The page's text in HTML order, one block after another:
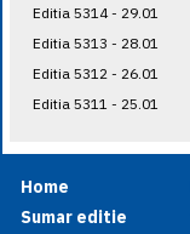
Editia 5314 - 29.01
Editia 5313 - 28.01
Editia 5312 - 26.01
Editia 5311 - 25.01
Home
Sumar editie